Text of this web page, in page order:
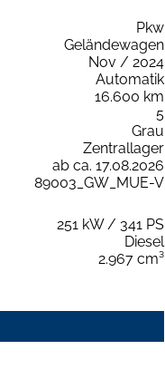
Pkw
Geländewagen
Nov / 2024
Automatik
16.600 km
5
Grau
Zentrallager
ab ca. 17.08.2026
89003_GW_MUE-V
251 kW / 341 PS
Diesel
2.967 cm³